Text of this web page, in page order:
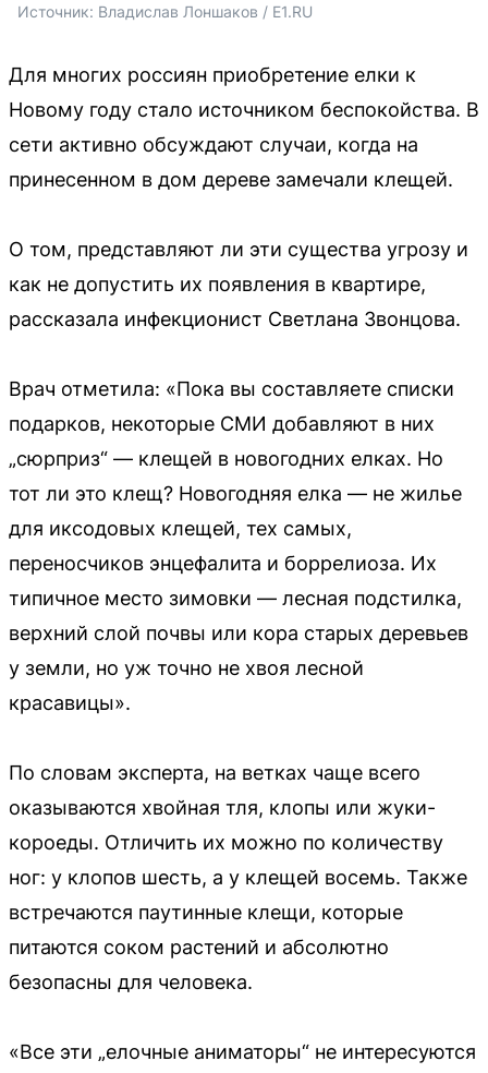
Источник: Владислав Лоншаков / E1.RU
Для многих россиян приобретение елки к
Новому году стало источником беспокойства. В
сети активно обсуждают случаи, когда на
принесенном в дом дереве замечали клещей.
О том, представляют ли эти существа угрозу и
как не допустить их появления в квартире,
рассказала инфекционист Светлана Звонцова.
Врач отметила: «Пока вы составляете списки
подарков, некоторые СМИ добавляют в них
„сюрприз“ — клещей в новогодних елках. Но
тот ли это клещ? Новогодняя елка — не жилье
для иксодовых клещей, тех самых,
переносчиков энцефалита и боррелиоза. Их
типичное место зимовки — лесная подстилка,
верхний слой почвы или кора старых деревьев
у земли, но уж точно не хвоя лесной
красавицы».
По словам эксперта, на ветках чаще всего
оказываются хвойная тля, клопы или жуки-
короеды. Отличить их можно по количеству
ног: у клопов шесть, а у клещей восемь. Также
встречаются паутинные клещи, которые
питаются соком растений и абсолютно
безопасны для человека.
«Все эти „елочные аниматоры“ не интересуются